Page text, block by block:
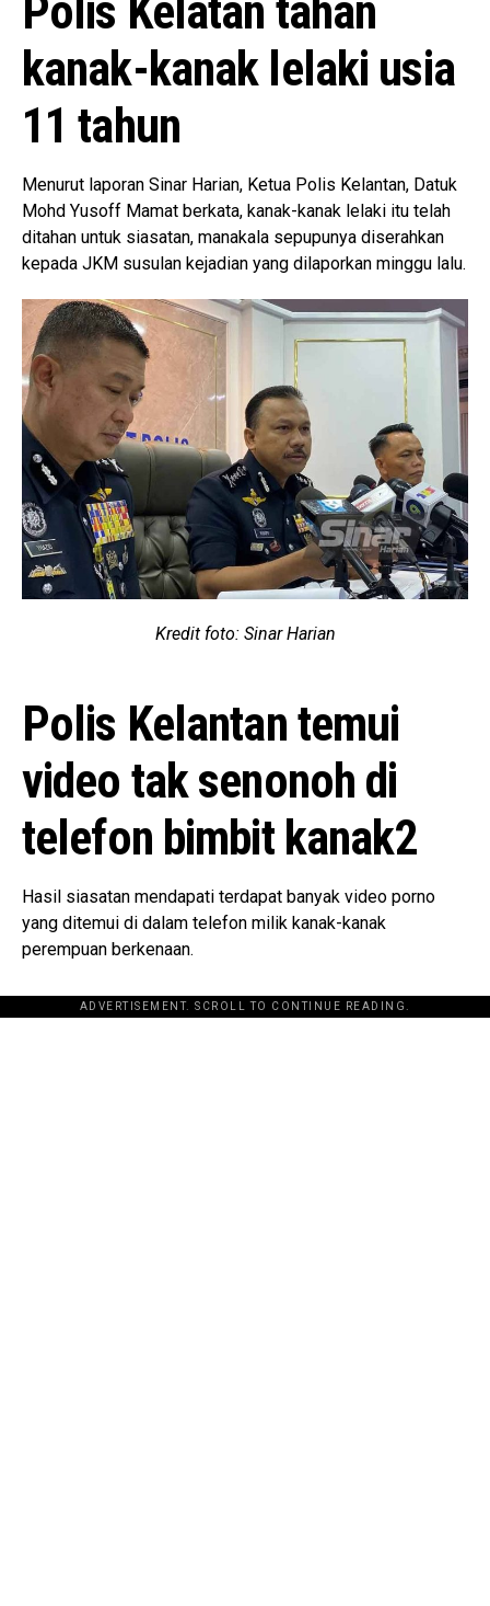
Polis Kelatan tahan
kanak-kanak lelaki usia
11 tahun
Menurut laporan Sinar Harian, Ketua Polis Kelantan, Datuk
Mohd Yusoff Mamat berkata, kanak-kanak lelaki itu telah
ditahan untuk siasatan, manakala sepupunya diserahkan
kepada JKM susulan kejadian yang dilaporkan minggu lalu.
Kredit foto: Sinar Harian
Polis Kelantan temui
video tak senonoh di
telefon bimbit kanak2
Hasil siasatan mendapati terdapat banyak video porno
yang ditemui di dalam telefon milik kanak-kanak
perempuan berkenaan.
ADVERTISEMENT. SCROLL TO CONTINUE READING.